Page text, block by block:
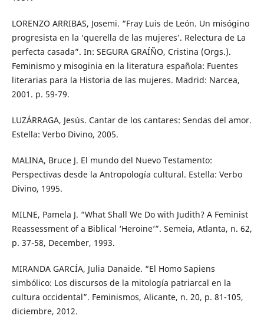
LORENZO ARRIBAS, Josemi. “Fray Luis de León. Un misógino
progresista en la ‘querella de las mujeres’. Relectura de La
perfecta casada”. In: SEGURA GRAÍÑO, Cristina (Orgs.).
Feminismo y misoginia en la literatura española: Fuentes
literarias para la Historia de las mujeres. Madrid: Narcea,
2001. p. 59-79.
LUZÁRRAGA, Jesús. Cantar de los cantares: Sendas del amor.
Estella: Verbo Divino, 2005.
MALINA, Bruce J. El mundo del Nuevo Testamento:
Perspectivas desde la Antropología cultural. Estella: Verbo
Divino, 1995.
MILNE, Pamela J. “What Shall We Do with Judith? A Feminist
Reassessment of a Biblical ‘Heroine’”. Semeia, Atlanta, n. 62,
p. 37-58, December, 1993.
MIRANDA GARCÍA, Julia Danaide. “El Homo Sapiens
simbólico: Los discursos de la mitología patriarcal en la
cultura occidental”. Feminismos, Alicante, n. 20, p. 81-105,
diciembre, 2012.